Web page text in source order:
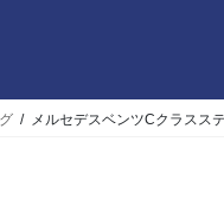
メルセデスベンツCクラスス